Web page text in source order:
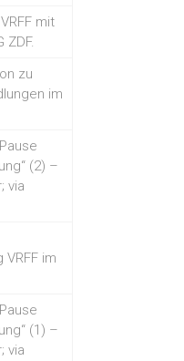
mit
ZDF.
zu
im
(2) –
via
im
(1) –
via